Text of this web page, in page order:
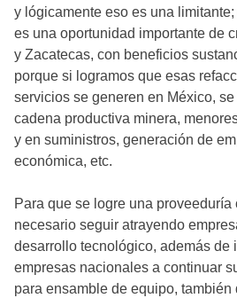
y lógicamente eso es una
es una oportunidad importante de
y Zacatecas, con beneficios
porque si logramos que esas
servicios se generen en México,
cadena productiva minera,
y en suministros, generación de
económica, etc.
Para que se logre una
necesario seguir atrayendo
desarrollo tecnológico, además de
empresas nacionales a continuar
para ensamble de equipo, también